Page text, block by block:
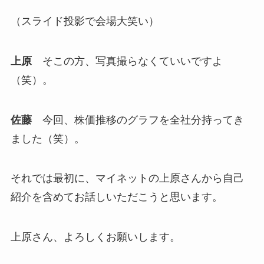
（スライド投影で会場大笑い）
上原そこの方、写真撮らなくていいですよ
（笑）。
佐藤今回、株価推移のグラフを全社分持ってき
ました（笑）。
それでは最初に、マイネットの上原さんから自己
紹介を含めてお話しいただこうと思います。
上原さん、よろしくお願いします。